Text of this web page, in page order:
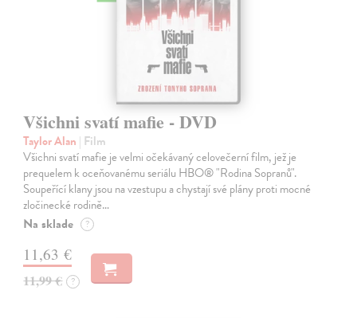
Všichni svatí mafie - DVD
Taylor Alan | Film
Všichni svatí mafie je velmi očekávaný celovečerní film, jež je
prequelem k oceňovanému seriálu HBO® "Rodina Sopranů".
Soupeřící klany jsou na vzestupu a chystají své plány proti mocné
zločinecké rodině…
Na sklade ?
11,63 €
11,99 € ?